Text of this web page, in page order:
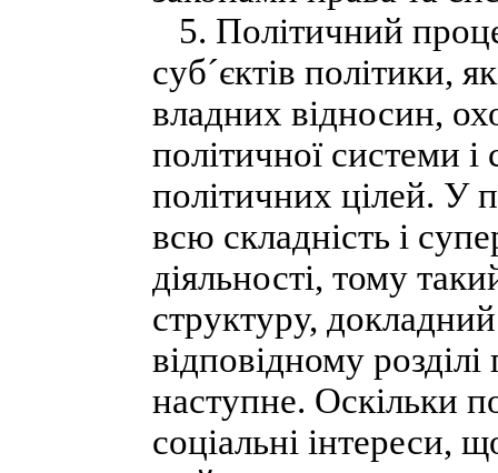
5. Політичний
суб´єктів політики,
владних відносин,
політичної системи
політичних цілей. У
всю складність і
діяльності, тому
структуру,
відповідному
наступне. Оскільки
соціальні інтереси,